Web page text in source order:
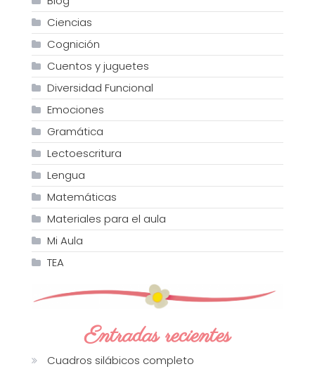
Ciencias
Cognición
Cuentos y juguetes
Diversidad Funcional
Emociones
Gramática
Lectoescritura
Lengua
Matemáticas
Materiales para el aula
Mi Aula
TEA
Entradas recientes
Cuadros silábicos completo